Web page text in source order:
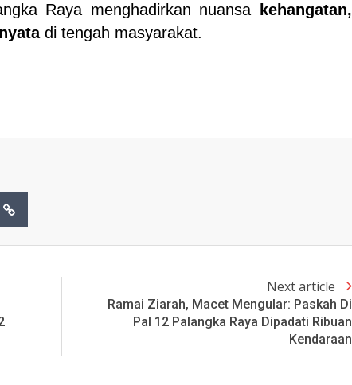
Raya menghadirkan nuansa
kehangatan,
di tengah masyarakat.
Next article
Ramai Ziarah, Macet Mengular: Paskah Di
Pal 12 Palangka Raya Dipadati Ribuan
Kendaraan